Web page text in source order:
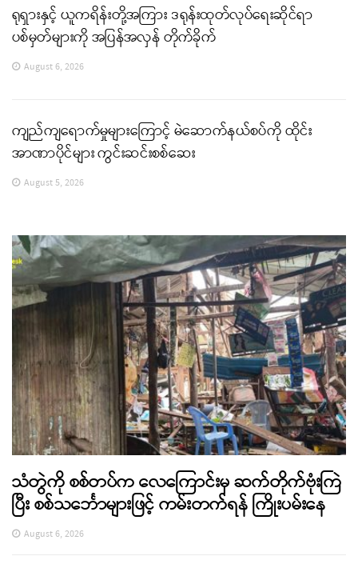
ရုရှားနှင့် ယူကရိန်းတို့အကြား ဒရုန်းထုတ်လုပ်ရေးဆိုင်ရာ
ပစ်မှတ်များကို အပြန်အလှန် တိုက်ခိုက်
August 6, 2026
ကျည်ကျရောက်မှုများကြောင့် မဲဆောက်နယ်စပ်ကို ထိုင်း
အာဏာပိုင်များ ကွင်းဆင်းစစ်ဆေး
August 5, 2026
သံတွဲကို စစ်တပ်က လေကြောင်းမှ ဆက်တိုက်ဗုံးကြဲ
ပြီး စစ်သင်္ဘောများဖြင့် ကမ်းတက်ရန် ကြိုးပမ်းနေ
August 6, 2026